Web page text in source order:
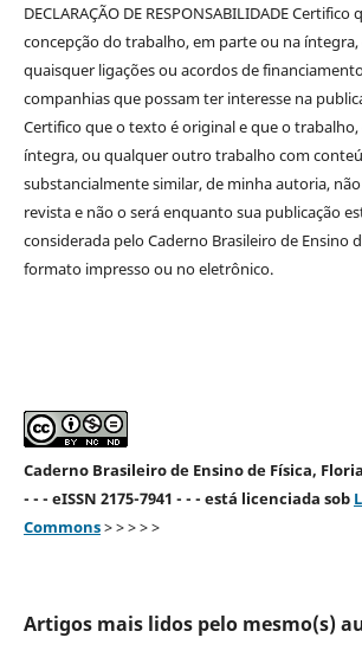
DECLARAÇÃO DE RESPONSABILIDADE
concepção do trabalho, em parte ou na
quaisquer ligações ou acordos de
companhias que possam ter interesse na
Certifico que o texto é original e que o
íntegra, ou qualquer outro trabalho com
substancialmente similar, de minha autoria,
revista e não o será enquanto sua publicação
considerada pelo Caderno Brasileiro de Ensino
formato impresso ou no eletrônico.
Caderno Brasileiro de Ensino de Física,
- - - eISSN 2175-7941 - - - está licenciada sob
Commons> > > > >
Artigos mais lidos pelo mesmo(s)